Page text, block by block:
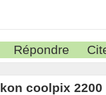
Répondre
coolpix 2200